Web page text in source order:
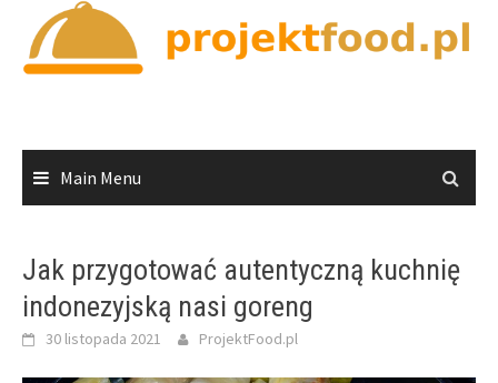
content
Main Menu
Jak przygotować autentyczną kuchnię
indonezyjską nasi goreng
30 listopada 2021 ProjektFood.pl